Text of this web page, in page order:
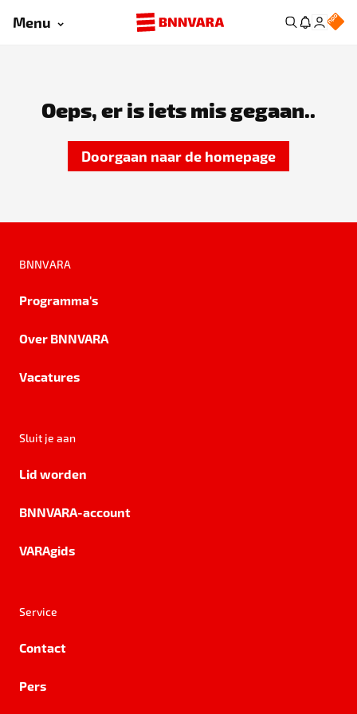
Menu
Oeps, er is iets mis gegaan..
Doorgaan naar de homepage
BNNVARA
Programma's
Over BNNVARA
Vacatures
Sluit je aan
Lid worden
BNNVARA-account
VARAgids
Service
Contact
Pers